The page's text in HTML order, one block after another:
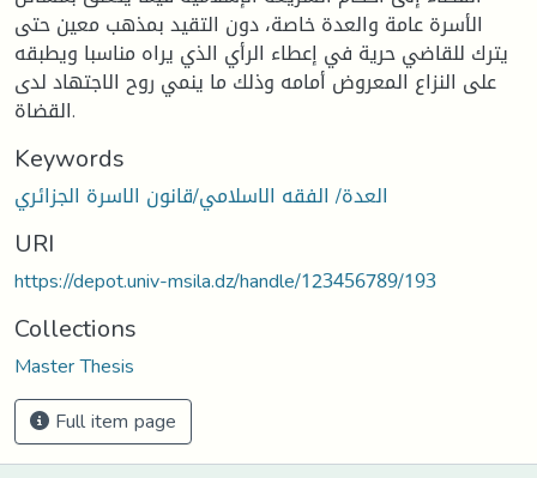
الأسرة عامة والعدة خاصة، دون التقيد بمذهب معين حتى
يترك للقاضي حرية في إعطاء الرأي الذي يراه مناسبا ويطبقه
على النزاع المعروض أمامه وذلك ما ينمي روح الاجتهاد لدى
القضاة.
Keywords
العدة/ الفقه الاسلامي/قانون الاسرة الجزائري
URI
https://depot.univ-msila.dz/handle/123456789/193
Collections
Master Thesis
Full item page